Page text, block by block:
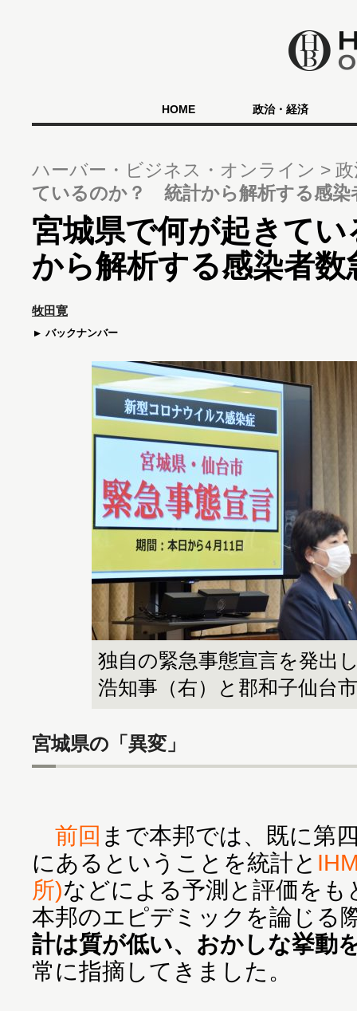
HOME 政治・経済
ハーバー・ビジネス・オンライン
ているのか？ 統計から解析する感染
宮城県で何が起きて
から解析する感染者数
牧田寛
バックナンバー
独自の緊急事態宣言を発出
浩知事（右）と郡和子仙台
宮城県の「異変」
前回 まで本邦では、既に第
にあるということを統計と
所)などによる予測と評価を
本邦のエピデミックを論じる
計は質が低い、おかしな挙動
常に指摘してきました。